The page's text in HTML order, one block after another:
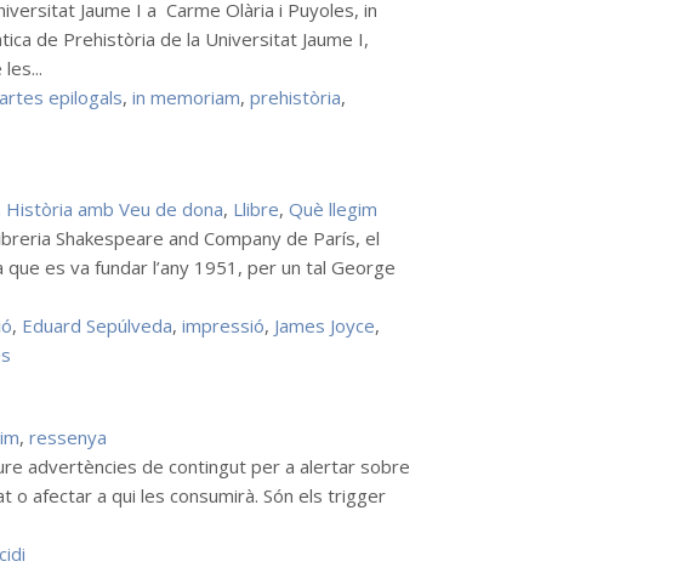
Jaume I a Carme Olària i Puyoles, in
de Prehistòria de la Universitat Jaume I,
epilogals, in memoriam, prehistòria,
Història amb Veu de dona, Llibre, Què llegim
Shakespeare and Company de París, el
es va fundar l’any 1951, per un tal George
, Eduard Sepúlveda, impressió, James Joyce,
, ressenya
advertències de contingut per a alertar sobre
afectar a qui les consumirà. Són els trigger